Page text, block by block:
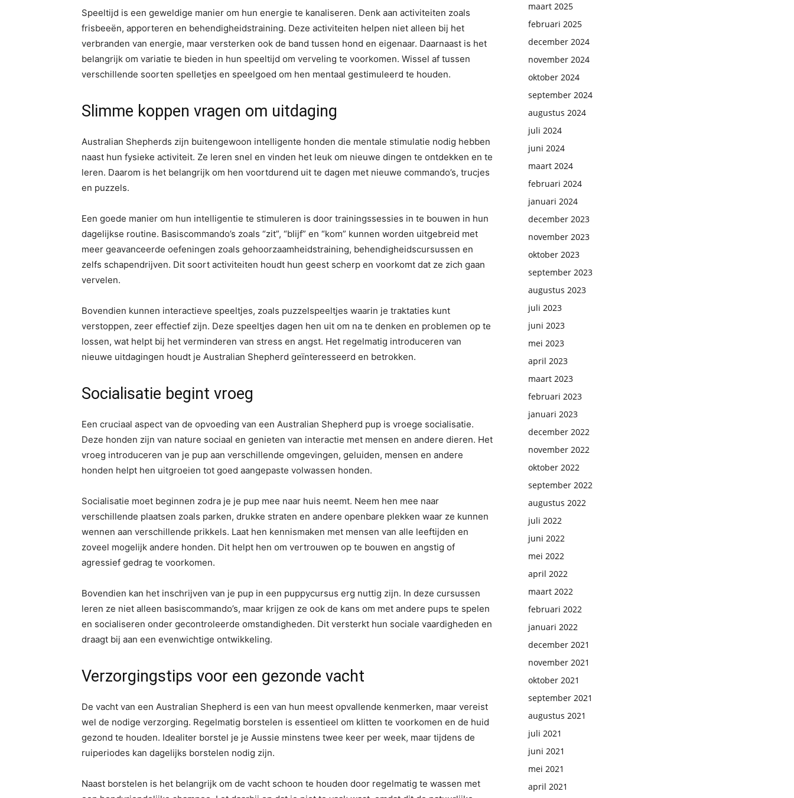
Speeltijd is een geweldige manier om hun energie te kanaliseren. Denk aan activiteiten zoals
frisbeeën, apporteren en behendigheidstraining. Deze activiteiten helpen niet alleen bij het
verbranden van energie, maar versterken ook de band tussen hond en eigenaar. Daarnaast is het
belangrijk om variatie te bieden in hun speeltijd om verveling te voorkomen. Wissel af tussen
verschillende soorten spelletjes en speelgoed om hen mentaal gestimuleerd te houden.
Slimme koppen vragen om uitdaging
Australian Shepherds zijn buitengewoon intelligente honden die mentale stimulatie nodig hebben
naast hun fysieke activiteit. Ze leren snel en vinden het leuk om nieuwe dingen te ontdekken en te
leren. Daarom is het belangrijk om hen voortdurend uit te dagen met nieuwe commando’s, trucjes
en puzzels.
Een goede manier om hun intelligentie te stimuleren is door trainingssessies in te bouwen in hun
dagelijkse routine. Basiscommando’s zoals “zit”, “blijf” en “kom” kunnen worden uitgebreid met
meer geavanceerde oefeningen zoals gehoorzaamheidstraining, behendigheidscursussen en
zelfs schapendrijven. Dit soort activiteiten houdt hun geest scherp en voorkomt dat ze zich gaan
vervelen.
Bovendien kunnen interactieve speeltjes, zoals puzzelspeeltjes waarin je traktaties kunt
verstoppen, zeer effectief zijn. Deze speeltjes dagen hen uit om na te denken en problemen op te
lossen, wat helpt bij het verminderen van stress en angst. Het regelmatig introduceren van
nieuwe uitdagingen houdt je Australian Shepherd geïnteresseerd en betrokken.
Socialisatie begint vroeg
Een cruciaal aspect van de opvoeding van een Australian Shepherd pup is vroege socialisatie.
Deze honden zijn van nature sociaal en genieten van interactie met mensen en andere dieren. Het
vroeg introduceren van je pup aan verschillende omgevingen, geluiden, mensen en andere
honden helpt hen uitgroeien tot goed aangepaste volwassen honden.
Socialisatie moet beginnen zodra je je pup mee naar huis neemt. Neem hen mee naar
verschillende plaatsen zoals parken, drukke straten en andere openbare plekken waar ze kunnen
wennen aan verschillende prikkels. Laat hen kennismaken met mensen van alle leeftijden en
zoveel mogelijk andere honden. Dit helpt hen om vertrouwen op te bouwen en angstig of
agressief gedrag te voorkomen.
Bovendien kan het inschrijven van je pup in een puppycursus erg nuttig zijn. In deze cursussen
leren ze niet alleen basiscommando’s, maar krijgen ze ook de kans om met andere pups te spelen
en socialiseren onder gecontroleerde omstandigheden. Dit versterkt hun sociale vaardigheden en
draagt bij aan een evenwichtige ontwikkeling.
Verzorgingstips voor een gezonde vacht
De vacht van een Australian Shepherd is een van hun meest opvallende kenmerken, maar vereist
wel de nodige verzorging. Regelmatig borstelen is essentieel om klitten te voorkomen en de huid
gezond te houden. Idealiter borstel je je Aussie minstens twee keer per week, maar tijdens de
ruiperiodes kan dagelijks borstelen nodig zijn.
Naast borstelen is het belangrijk om de vacht schoon te houden door regelmatig te wassen met
maart 2025
februari 2025
december 2024
november 2024
oktober 2024
september 2024
augustus 2024
juli 2024
juni 2024
maart 2024
februari 2024
januari 2024
december 2023
november 2023
oktober 2023
september 2023
augustus 2023
juli 2023
juni 2023
mei 2023
april 2023
maart 2023
februari 2023
januari 2023
december 2022
november 2022
oktober 2022
september 2022
augustus 2022
juli 2022
juni 2022
mei 2022
april 2022
maart 2022
februari 2022
januari 2022
december 2021
november 2021
oktober 2021
september 2021
augustus 2021
juli 2021
juni 2021
mei 2021
april 2021